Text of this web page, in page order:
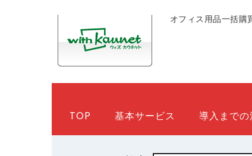
オフィス用品一括
TOP 基本サービス 導入までの